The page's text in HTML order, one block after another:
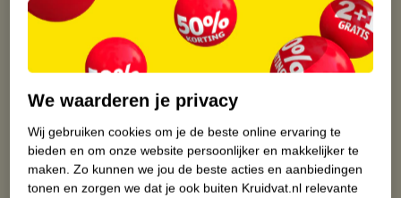
Kruidvat is altijd voordelig
Gratis ophalen in de winkel
Op werkdagen voor 22:00 uur besteld, volgende dag in huis
Gratis thuisbezorgd vanaf 50.00
Gratis retourneren binnen 30 dagen
Gratis punten met je Kruidvat kaart
We waarderen je privacy
Wij gebruiken cookies om je de beste online ervaring te
bieden en om onze website persoonlijker en makkelijker te
maken. Zo kunnen we jou de beste acties en aanbiedingen
tonen en zorgen we dat je ook buiten Kruidvat.nl relevante